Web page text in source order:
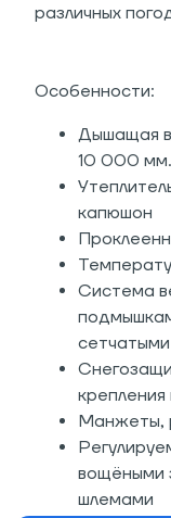
различных
Особенности:
Дышащая
10 000
капюшон
Система
Манжеты,
вощёными
шлемами